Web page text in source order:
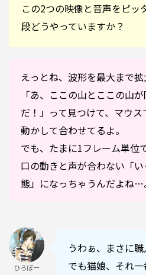
この2つの映像と音声をピッ
段どうやっていますか？
えっとね、波形を最大まで
「あ、ここの山とここの山
だ！」って見つけて、マウス
動かして合わせてるよ。
でも、たまに1フレーム単位
口の動きと声が合わない「
態」になっちゃうんだよね…
ひろぼー
うわぁ、まさに職
でも猫娘、それ